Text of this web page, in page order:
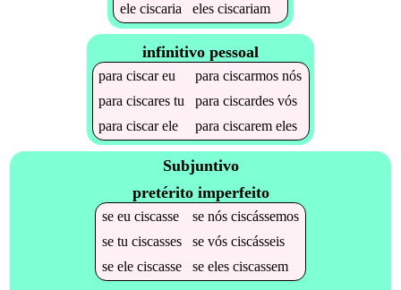
ele ciscaria eles ciscariam
infinitivo pessoal
paraciscareu paraciscarmos nós
paraciscares tu paraciscardes vós
paraciscarele paraciscarem eles
Subjuntivo
pretérito imperfeito
se eu ciscasse se nós ciscássemos
se tu ciscasses se vós ciscásseis
se ele ciscasse se eles ciscassem